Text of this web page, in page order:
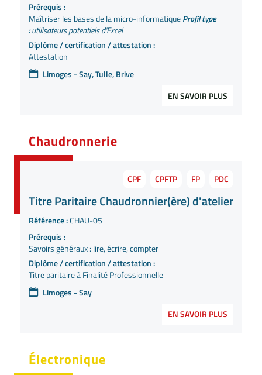
Prérequis :
Maîtriser les bases de la micro-informatiqueProfil type
:utilisateurs potentiels d'Excel
Diplôme / certification / attestation :
Attestation
Limoges - Say, Tulle, Brive
EN SAVOIR PLUS
Chaudronnerie
CPF CPFTP FP PDC
Titre Paritaire Chaudronnier(ère) d'atelier
Référence :CHAU-05
Prérequis :
Savoirs généraux : lire, écrire, compter
Diplôme / certification / attestation :
Titre paritaire à Finalité Professionnelle
Limoges - Say
EN SAVOIR PLUS
Électronique